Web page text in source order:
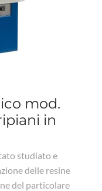
mod.
in
studiato e
delle resine
del particolare